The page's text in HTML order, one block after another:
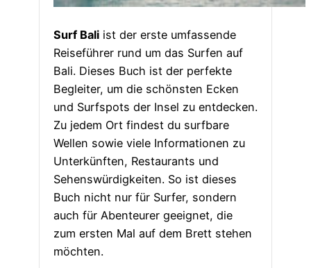
Surf Bali ist der erste umfassende
Reiseführer rund um das Surfen auf
Bali. Dieses Buch ist der perfekte
Begleiter, um die schönsten Ecken
und Surfspots der Insel zu entdecken.
Zu jedem Ort findest du surfbare
Wellen sowie viele Informationen zu
Unterkünften, Restaurants und
Sehenswürdigkeiten. So ist dieses
Buch nicht nur für Surfer, sondern
auch für Abenteurer geeignet, die
zum ersten Mal auf dem Brett stehen
möchten.